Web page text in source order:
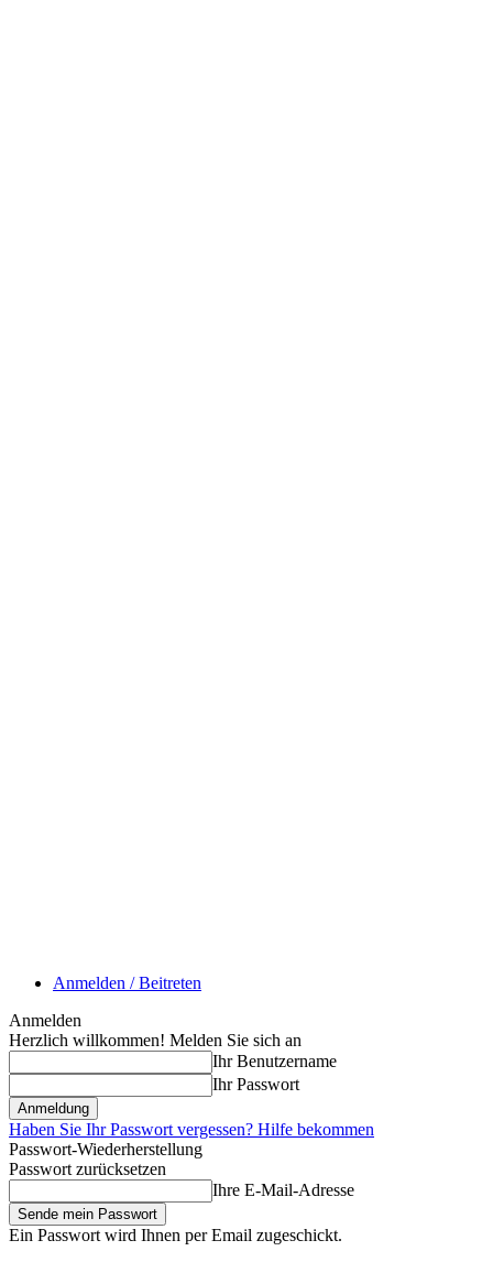
Anmelden / Beitreten
Anmelden
Herzlich willkommen! Melden Sie sich an
Ihr Benutzername
Ihr Passwort
Haben Sie Ihr Passwort vergessen? Hilfe bekommen
Passwort-Wiederherstellung
Passwort zurücksetzen
Ihre E-Mail-Adresse
Ein Passwort wird Ihnen per Email zugeschickt.